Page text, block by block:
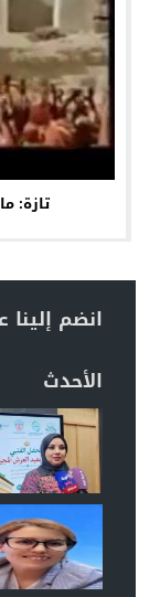
تازة: ماذا بعد رحيل
انضم
الأحدث